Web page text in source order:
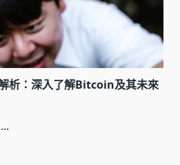
析：深入了解Bitcoin及其未來
...